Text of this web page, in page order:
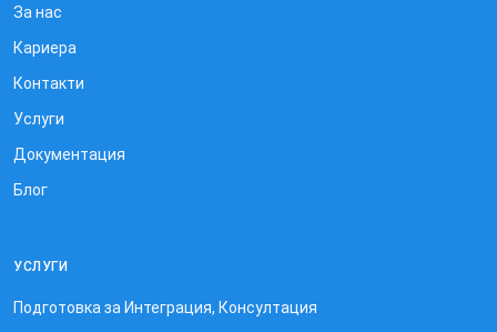
За нас
Кариера
Контакти
Услуги
Документация
Блог
УСЛУГИ
Подготовка за Интеграция, Консултация